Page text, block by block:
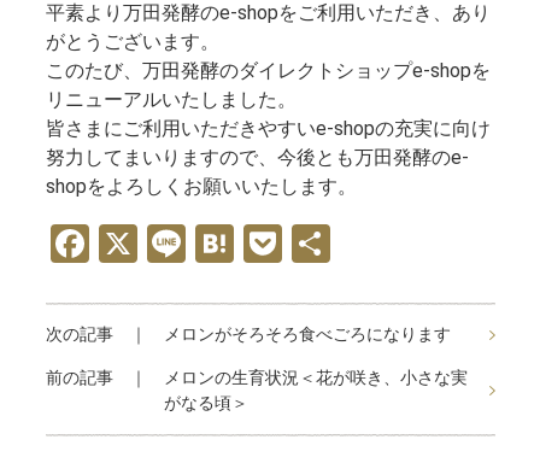
平素より万田発酵のe-shopをご利用いただき、あり
がとうございます。
このたび、万田発酵のダイレクトショップe-shopを
リニューアルいたしました。
皆さまにご利用いただきやすいe-shopの充実に向け
努力してまいりますので、今後とも万田発酵のe-
shopをよろしくお願いいたします。
F
a
ce
b
o
o
X Li
n
e
H
at
e
n
a
P
o
ck
et
共
次の記事 ｜ メロンがそろそろ食べごろになります
前の記事 ｜
メロンの生育状況＜花が咲き、小さな実
がなる頃＞